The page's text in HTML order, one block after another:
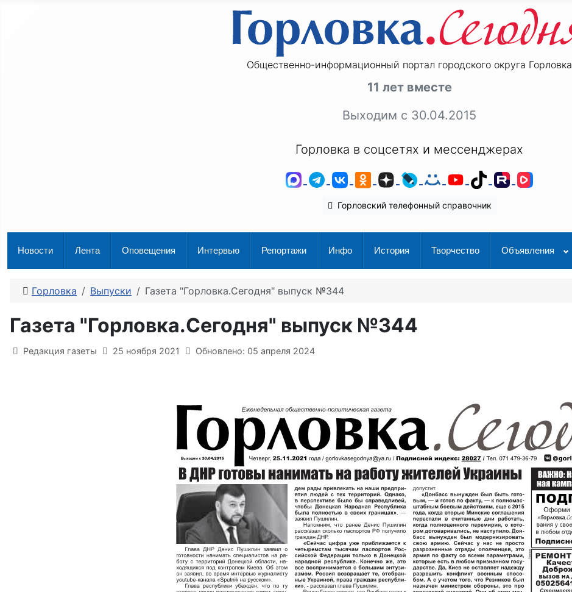
Общественно-информационный портал городского округа Горловка
11 лет вместе
Выходим с 30.04.2015
Горловка в соцсетях и мессенджерах
MAXTelegram
ВКонтакте
Одноклассники
ДзенLiveJournal
Мой Мир
YouTube
TikTokRutube
Горловский телефонный справочник
Новости Лента Оповещения Интервью Репортажи Инфо История Творчество Объявления
Горловка Выпуски Газета "Горловка.Сегодня" выпуск №344
Газета "Горловка.Сегодня" выпуск №344
Информация о материале
Редакция газеты 25 ноября 2021 Обновлено: 05 апреля 2024